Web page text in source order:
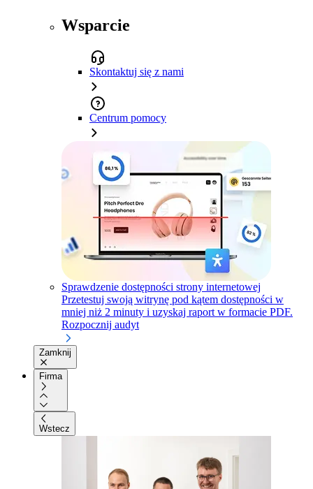
Wsparcie
Skontaktuj się z nami
Centrum pomocy
Sprawdzenie dostępności strony internetowej
Przetestuj swoją witrynę pod kątem dostępności w
mniej niż 2 minuty i uzyskaj raport w formacie PDF.
Rozpocznij audyt
Zamknij
Firma
Wstecz